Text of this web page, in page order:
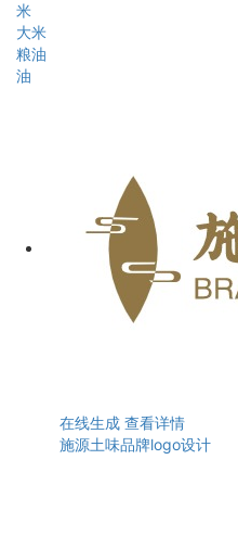
米
大米
粮油
油
在线生成 查看详情
施源土味品牌logo设计